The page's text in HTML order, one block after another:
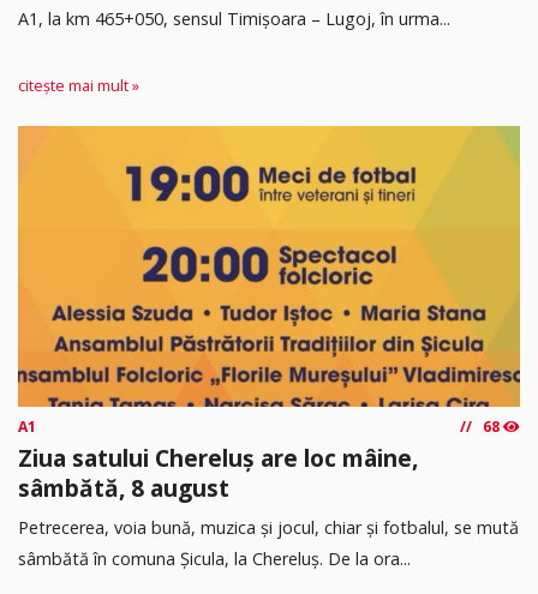
A1, la km 465+050, sensul Timişoara – Lugoj, în urma...
citește mai mult »
A1 68
Ziua satului Chereluș are loc mâine,
sâmbătă, 8 august
Petrecerea, voia bună, muzica și jocul, chiar și fotbalul, se mută
sâmbătă în comuna Șicula, la Chereluș. De la ora...